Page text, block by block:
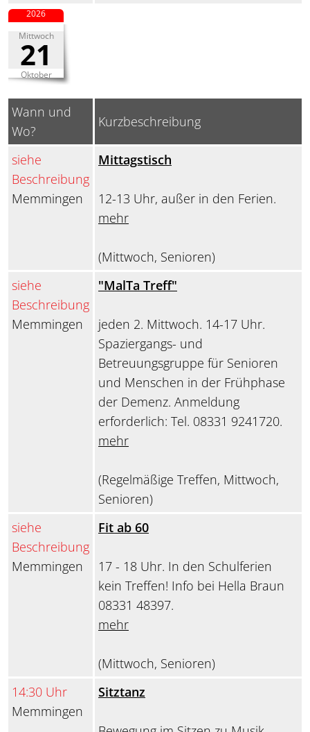
Mittwoch
21
Oktober
2026
Wann und
Wo?
Kurzbeschreibung
siehe
Beschreibung
Memmingen
Mittagstisch
12-13 Uhr, außer in den Ferien.
mehr
(Mittwoch, Senioren)
siehe
Beschreibung
Memmingen
"MalTa Treff"
jeden 2. Mittwoch. 14-17 Uhr.
Spaziergangs- und
Betreuungsgruppe für Senioren
und Menschen in der Frühphase
der Demenz. Anmeldung
erforderlich: Tel. 08331 9241720.
mehr
(Regelmäßige Treffen, Mittwoch,
Senioren)
siehe
Beschreibung
Memmingen
Fit ab 60
17 - 18 Uhr. In den Schulferien
kein Treffen! Info bei Hella Braun
08331 48397.
mehr
(Mittwoch, Senioren)
14:30 Uhr
Memmingen
Sitztanz